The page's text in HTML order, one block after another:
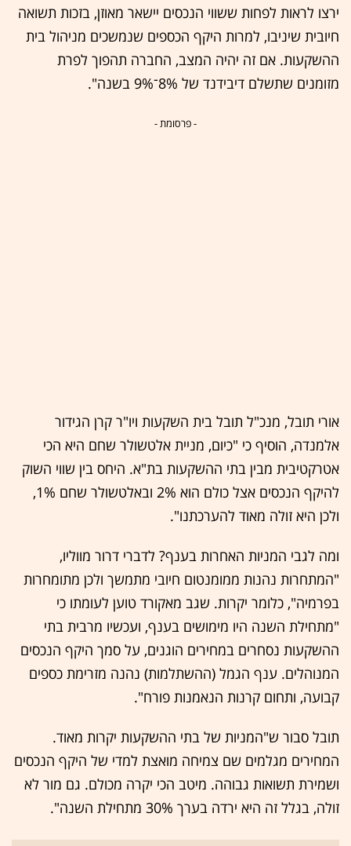
ירצו לראות לפחות ששווי הנכסים יישאר מאוזן, בזכות תשואה
חיובית שיניבו, למרות היקף הכספים שנמשכים מניהול בית
ההשקעות. אם זה יהיה המצב, החברה תהפוך לפרת
מזומנים שתשלם דיבידנד של 8%־9% בשנה".
- פרסומת -
אורי תובל, מנכ"ל תובל בית השקעות ויו"ר קרן הגידור
אלמנדה, הוסיף כי "כיום, מניית אלטשולר שחם היא הכי
אטרקטיבית מבין בתי ההשקעות בת"א. היחס בין שווי השוק
להיקף הנכסים אצל כולם הוא 2% ובאלטשולר שחם 1%,
ולכן היא זולה מאוד להערכתנו".
ומה לגבי המניות האחרות בענף? לדברי דרור מווליו,
"המתחרות נהנות ממומנטום חיובי מתמשך ולכן מתומחרות
בפרמיה", כלומר יקרות. שגב מאקורד טוען לעומתו כי
"מתחילת השנה היו מימושים בענף, ועכשיו מרבית בתי
ההשקעות נסחרים במחירים הוגנים, על סמך היקף הנכסים
המנוהלים. ענף הגמל (ההשתלמות) נהנה מזרימת כספים
קבועה, ותחום קרנות הנאמנות פורח".
תובל סבור ש"המניות של בתי ההשקעות יקרות מאוד.
המחירים מגלמים שם צמיחה מואצת למדי של היקף הנכסים
ושמירת תשואות גבוהה. מיטב הכי יקרה מכולם. גם מור לא
זולה, בגלל זה היא ירדה בערך 30% מתחילת השנה".